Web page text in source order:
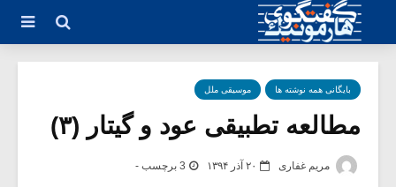
بایگانی همه نوشته ها موسیقی ملل
مطالعه تطبیقی عود و گیتار (۳)
مریم غفاری ۲۰ آذر ۱۳۹۴ 3 برچسب -